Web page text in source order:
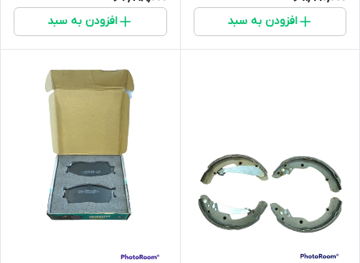
افزودن به سبد افزودن به سبد